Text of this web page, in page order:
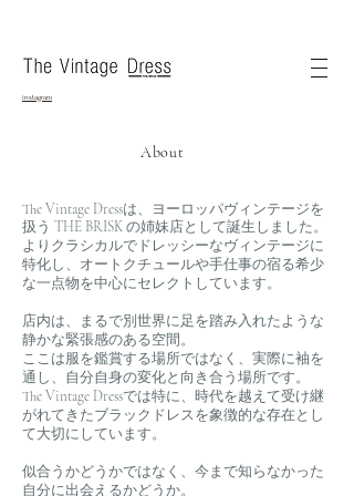
instagram
About
The Vintage Dressは、ヨーロッパヴィンテージを
扱う THE BRISK の姉妹店として誕生しました。
よりクラシカルでドレッシーなヴィンテージに
特化し、オートクチュールや手仕事の宿る希少
な一点物を中心にセレクトしています。
店内は、まるで別世界に足を踏み入れたような
静かな緊張感のある空間。
ここは服を鑑賞する場所ではなく、実際に袖を
通し、自分自身の変化と向き合う場所です。
The Vintage Dressでは特に、時代を越えて受け継
がれてきたブラックドレスを象徴的な存在とし
て大切にしています。
似合うかどうかではなく、今まで知らなかった
自分に出会えるかどうか。